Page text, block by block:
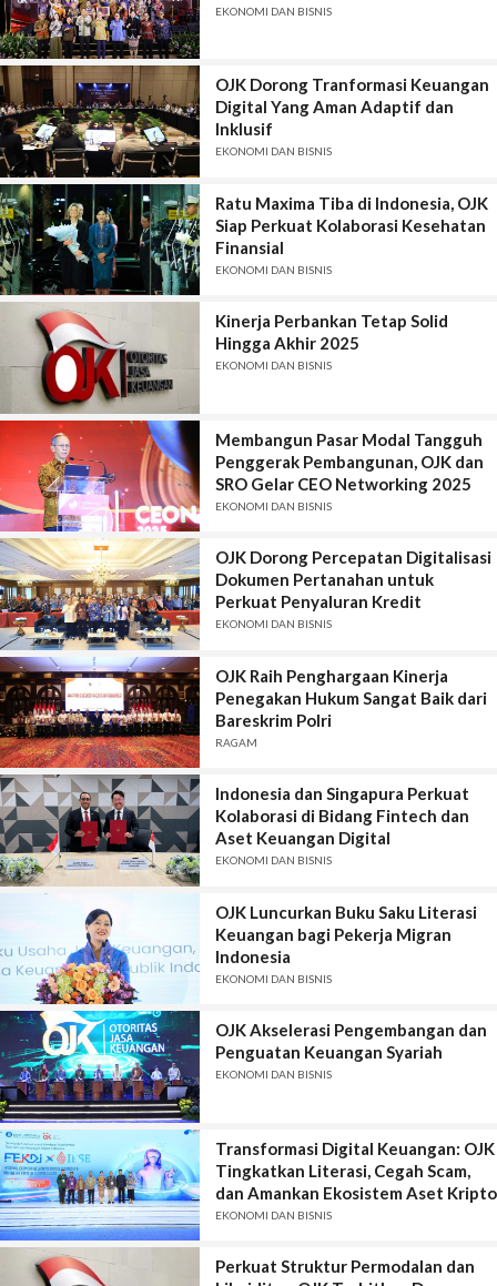
EKONOMI DAN BISNIS
OJK Dorong Tranformasi Keuangan
Digital Yang Aman Adaptif dan
Inklusif
EKONOMI DAN BISNIS
Ratu Maxima Tiba di Indonesia, OJK
Siap Perkuat Kolaborasi Kesehatan
Finansial
EKONOMI DAN BISNIS
Kinerja Perbankan Tetap Solid
Hingga Akhir 2025
EKONOMI DAN BISNIS
Membangun Pasar Modal Tangguh
Penggerak Pembangunan, OJK dan
SRO Gelar CEO Networking 2025
EKONOMI DAN BISNIS
OJK Dorong Percepatan Digitalisasi
Dokumen Pertanahan untuk
Perkuat Penyaluran Kredit
EKONOMI DAN BISNIS
OJK Raih Penghargaan Kinerja
Penegakan Hukum Sangat Baik dari
Bareskrim Polri
RAGAM
Indonesia dan Singapura Perkuat
Kolaborasi di Bidang Fintech dan
Aset Keuangan Digital
EKONOMI DAN BISNIS
OJK Luncurkan Buku Saku Literasi
Keuangan bagi Pekerja Migran
Indonesia
EKONOMI DAN BISNIS
OJK Akselerasi Pengembangan dan
Penguatan Keuangan Syariah
EKONOMI DAN BISNIS
Transformasi Digital Keuangan: OJK
Tingkatkan Literasi, Cegah Scam,
dan Amankan Ekosistem Aset Kripto
EKONOMI DAN BISNIS
Perkuat Struktur Permodalan dan